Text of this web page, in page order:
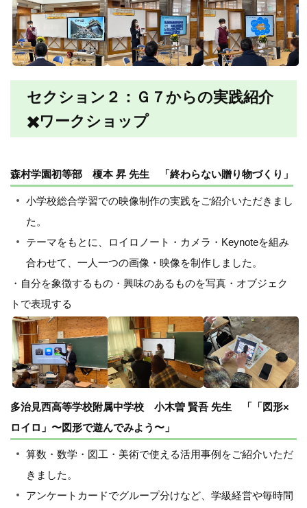
セクション２：Ｇ７からの実践紹介
✖️ワークショップ
森村学園初等部 榎本 昇 先生 「終わらない贈り物づくり」
小学校総合学習での映像制作の実践をご紹介いただきまし
た。
テーマをもとに、ロイロノート・カメラ・Keynoteを組み
合わせて、一人一つの画像・映像を制作しました。
・自分を象徴するもの・興味のあるものを写真・オブジェク
トで表現する
多治見西高等学校附属中学校 小木曽 賢吾 先生 「「図形×
ロイロ」〜図形で遊んでみよう〜」
算数・数学・図工・美術で使える活用事例をご紹介いただ
きました。
アンケートカードでグループ分けなど、学級経営や毎時間